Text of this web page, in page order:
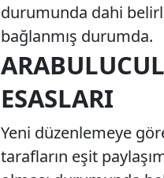
durumunda dahi
bağlanmış durumda.
ESASLARI
Yeni düzenlemeye
tarafların eşit